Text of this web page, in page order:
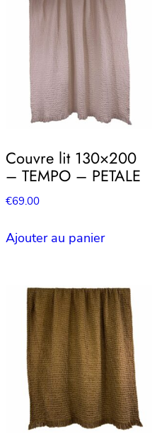
Couvre lit 130×200
– TEMPO – PETALE
€69.00
Ajouter au panier